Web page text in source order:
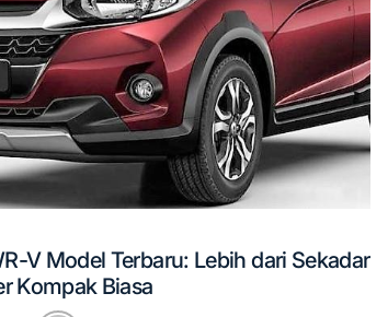
V Model Terbaru: Lebih dari Sekadar
Kompak Biasa